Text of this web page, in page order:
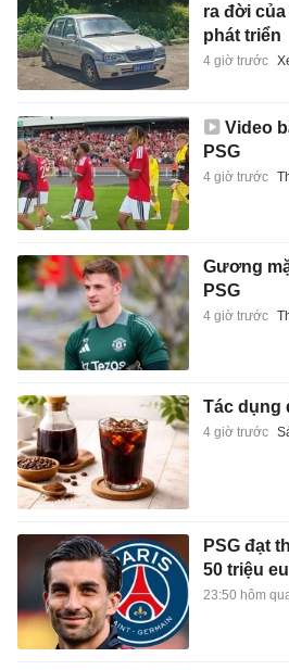
ra đời
phát triển
4 giờ trước
Video
PSG
4 giờ trước
Gương
PSG
4 giờ trước
Tác dụng
4 giờ trước
PSG đạt
50 triệu
23:50 hôm